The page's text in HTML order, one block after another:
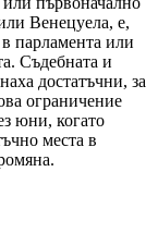
Венецуела, е,
парламента или
Съдебната и
достатъчни, за
ограничение
юни, когато
места в